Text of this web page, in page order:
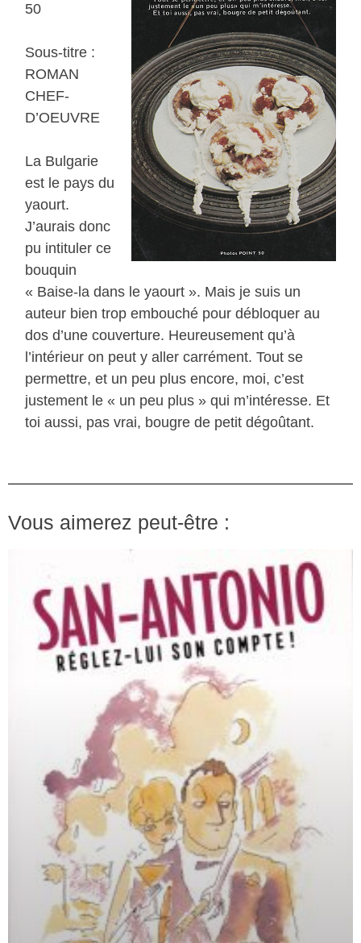
50
Sous-titre :
ROMAN
CHEF-
D’OEUVRE
La Bulgarie
est le pays du
yaourt.
J’aurais donc
pu intituler ce
bouquin
« Baise-la dans le yaourt ». Mais je suis un
auteur bien trop embouché pour débloquer au
dos d’une couverture. Heureusement qu’à
l’intérieur on peut y aller carrément. Tout se
permettre, et un peu plus encore, moi, c’est
justement le « un peu plus » qui m’intéresse. Et
toi aussi, pas vrai, bougre de petit dégoûtant.
Vous aimerez peut-être :